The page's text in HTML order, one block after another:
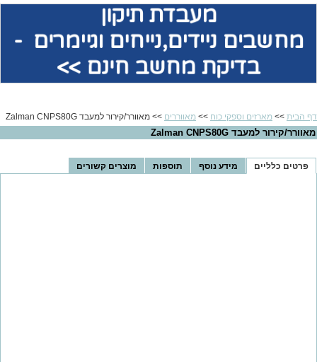
מעבדת תיקון
מחשביםניידים,נייחים וגיימרים -
בדיקת מחשב חינם >>
דף הבית >> מארזים וספקי כוח >> מאווררים >> ‏מאוורר/קירור למעבד Zalman CNPS80G
‏מאוורר/קירור למעבד Zalman CNPS80G
פרטים כלליים מידע נוסף תוספות מוצרים קשורים